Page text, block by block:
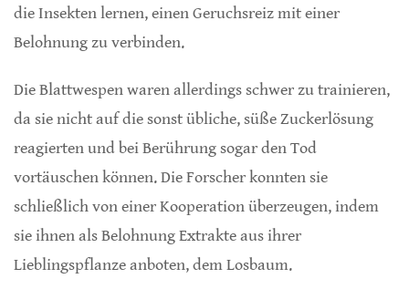
die Insekten lernen, einen Geruchsreiz mit einer
Belohnung zu verbinden.
Die Blattwespen waren allerdings schwer zu trainieren,
da sie nicht auf die sonst übliche, süße Zuckerlösung
reagierten und bei Berührung sogar den Tod
vortäuschen können. Die Forscher konnten sie
schließlich von einer Kooperation überzeugen, indem
sie ihnen als Belohnung Extrakte aus ihrer
Lieblingspflanze anboten, dem Losbaum.